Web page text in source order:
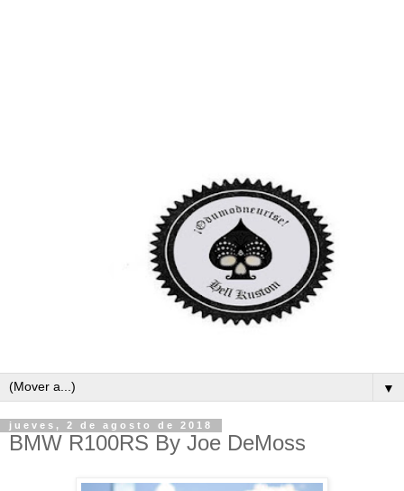
▼
jueves, 2 de agosto de 2018
BMW R100RS By Joe DeMoss